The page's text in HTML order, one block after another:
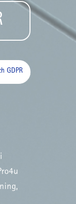
GDPR